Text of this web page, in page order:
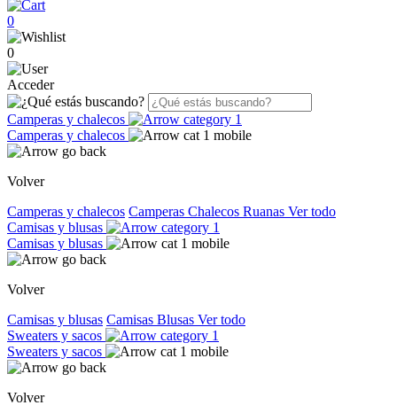
0
0
Acceder
Camperas y chalecos
Camperas y chalecos
Volver
Camperas y chalecos Camperas Chalecos Ruanas Ver todo
Camisas y blusas
Camisas y blusas
Volver
Camisas y blusas Camisas Blusas Ver todo
Sweaters y sacos
Sweaters y sacos
Volver